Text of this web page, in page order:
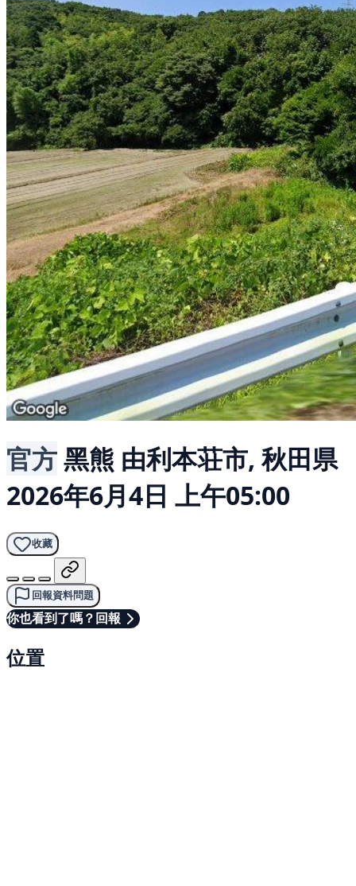
官方黑熊 由利本荘市, 秋田県
2026年6月4日 上午05:00
收藏
回報資料問題
你也看到了嗎？回報
位置